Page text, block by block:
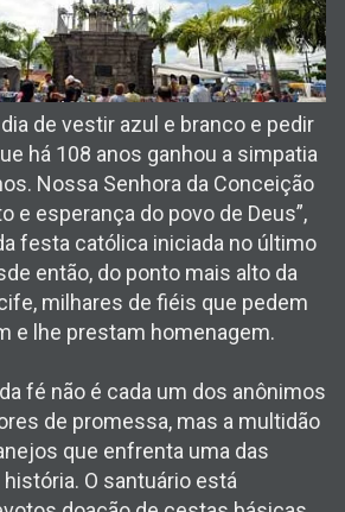
de vestir azul e branco e pedir
há 108 anos ganhou a simpatia
Nossa Senhora da Conceição
e esperança do povo de Deus”,
festa católica iniciada no último
então, do ponto mais alto da
milhares de fiéis que pedem
e lhe prestam homenagem.
fé não é cada um dos anônimos
de promessa, mas a multidão
que enfrenta uma das
O santuário está